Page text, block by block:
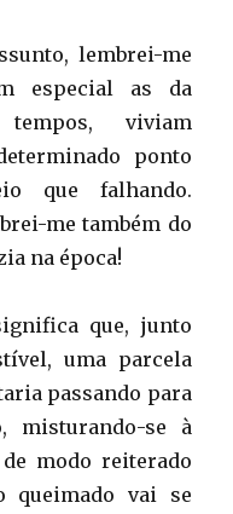
lembrei-me
especial as da
viviam
ponto
que falhando.
me também do
na época!
que, junto
uma parcela
passando para
misturando-se à
modo reiterado
queimado vai se